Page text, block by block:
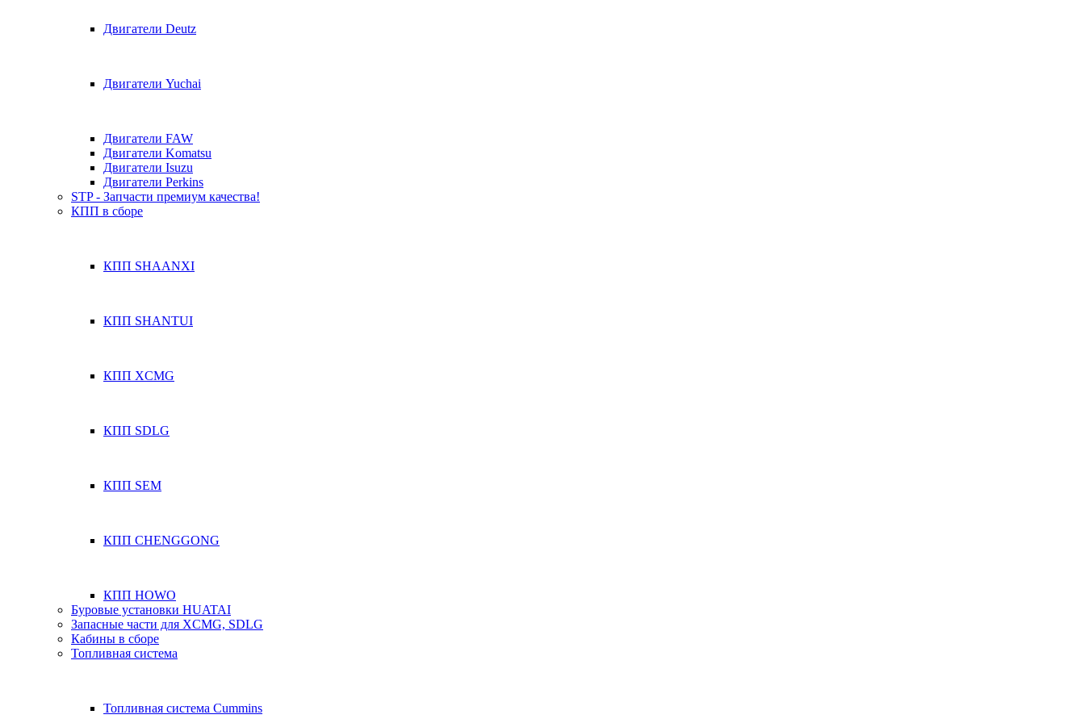
Двигатели Deutz
Двигатели Yuchai
Двигатели FAW
Двигатели Komatsu
Двигатели Isuzu
Двигатели Perkins
STP - Запчасти премиум качества!
КПП в сборе
КПП SHAANXI
КПП SHANTUI
КПП XCMG
КПП SDLG
КПП SEM
КПП CHENGGONG
КПП HOWO
Буровые установки HUATAI
Запасные части для XCMG, SDLG
Кабины в сборе
Топливная система
Топливная система Cummins